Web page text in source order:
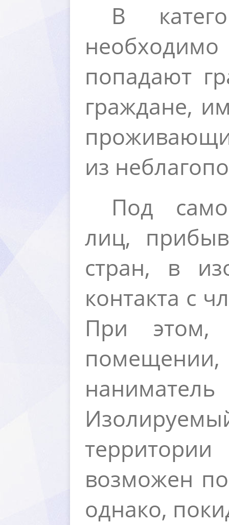
попадают
раждане,
из
Под
лиц,
стран, в
контакта с
При этом,
озможен
однако,